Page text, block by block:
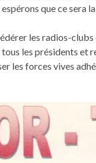
que ce sera
les radios-
les présidents et
les forces vives